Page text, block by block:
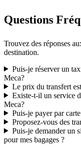
Questions
Trouvez des réponses
destination.
Puis-je réserver un
Meca?
Le prix du transfert
Existe-t-il un service
Meca?
Puis-je payer par
Proposez-vous des
Puis-je demander un
pour mes bagages ?